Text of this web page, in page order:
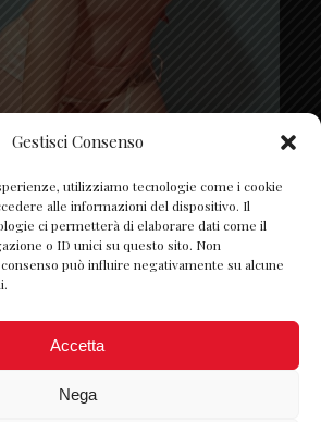
Gestisci Consenso
utilizziamo tecnologie come i cookie
alle informazioni del dispositivo. Il
ci permetterà di elaborare dati come il
o ID unici su questo sito. Non
può influire negativamente su alcune
Accetta
Nega
Segui su Instagram